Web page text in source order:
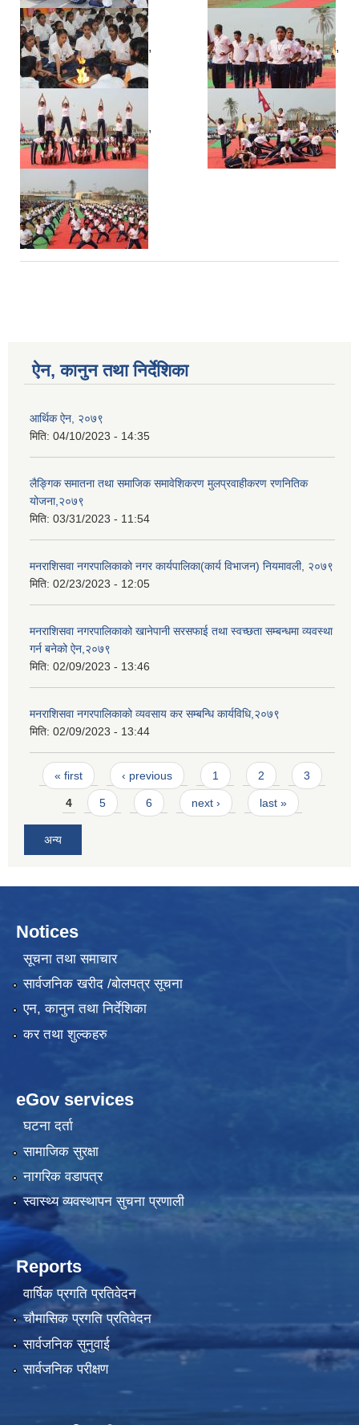
, ,
, ,
ऐन, कानुन तथा निर्देशिका
आर्थिक ऐन, २०७९
मिति: 04/10/2023 - 14:35
लैङ्गिक समातना तथा समाजिक समावेशिकरण मुलप्रवाहीकरण रणनितिक
योजना,२०७९
मिति: 03/31/2023 - 11:54
मनराशिसवा नगरपालिकाको नगर कार्यपालिका(कार्य विभाजन) नियमावली, २०७९
मिति: 02/23/2023 - 12:05
मनराशिसवा नगरपालिकाको खानेपानी सरसफाई तथा स्वच्छता सम्बन्धमा व्यवस्था
गर्न बनेको ऐन,२०७९
मिति: 02/09/2023 - 13:46
मनराशिसवा नगरपालिकाको व्यवसाय कर सम्बन्धि कार्यविधि,२०७९
मिति: 02/09/2023 - 13:44
Pages
« first ‹ previous 1 2 3
4 5 6 next › last »
अन्य
Notices
सूचना तथा समाचार
सार्वजनिक खरीद /बोलपत्र सूचना
एन, कानुन तथा निर्देशिका
कर तथा शुल्कहरु
eGov services
घटना दर्ता
सामाजिक सुरक्षा
नागरिक वडापत्र
स्वास्थ्य व्यवस्थापन सुचना प्रणाली
Reports
वार्षिक प्रगति प्रतिवेदन
चौमासिक प्रगति प्रतिवेदन
सार्वजनिक सुनुवाई
सार्वजनिक परीक्षण